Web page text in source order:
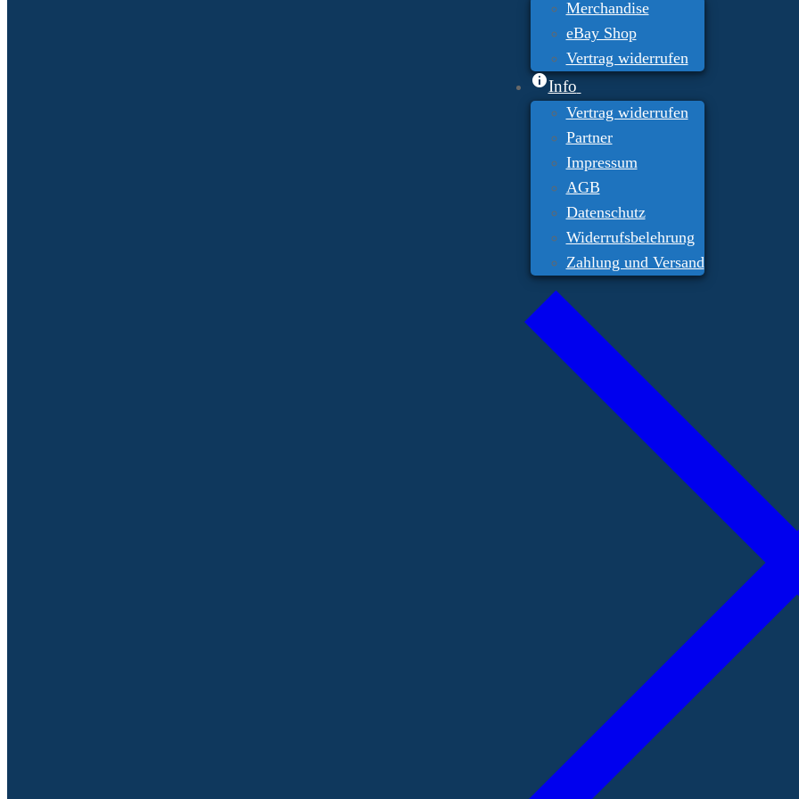
Merchandise
eBay Shop
Vertrag widerrufen
Info
Vertrag widerrufen
Partner
Impressum
AGB
Datenschutz
Widerrufsbelehrung
Zahlung und Versand